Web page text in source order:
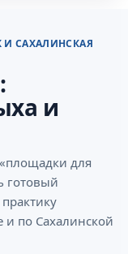
САХАЛИНСКАЯ
и
для
готовый
и по Сахалинской